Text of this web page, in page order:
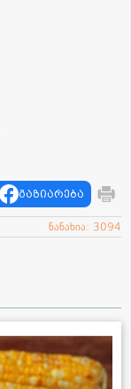
გაზიარება
ნანახია: 3094